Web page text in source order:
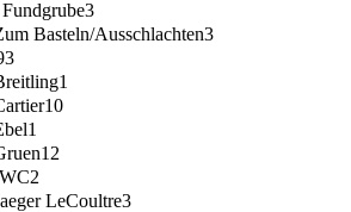
3
Basteln/Ausschlachten3
1
10
1
12
2
LeCoultre3